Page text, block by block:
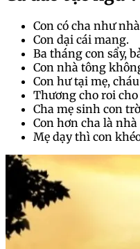
Con có cha như
Con dại cái mang.
Ba tháng con sẩy,
Con nhà tông
Con hư tại mẹ,
Thương cho roi
Cha mẹ sinh con
Con hơn cha là nhà
Mẹ dạy thì con